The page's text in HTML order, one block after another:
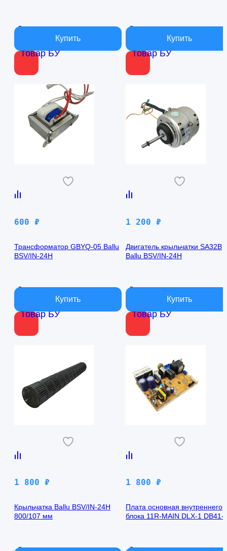
Товар БУ
В наличии
Товар БУ
В наличии
Товар БУ
600 ₽
Трансформатор GBYQ-05 Ballu
BSV/IN-24H
В наличии
Товар БУ
1 200 ₽
Двигатель крыльчатки SA32B
Ballu BSV/IN-24H
В наличии
1 800 ₽
Крыльчатка Ballu BSV/IN-24H
800/107 мм
В наличии
1 800 ₽
Плата основная внутреннего
блока 11R-MAIN DLX-1 DB41-
В наличии